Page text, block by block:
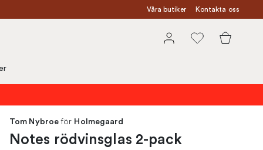
Våra butiker Kontakta oss
Tom Nybroe för Holmegaard
Notes rödvinsglas 2-pack